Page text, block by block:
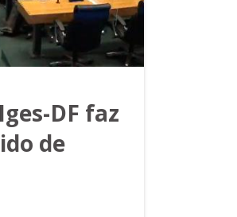
DF faz
de